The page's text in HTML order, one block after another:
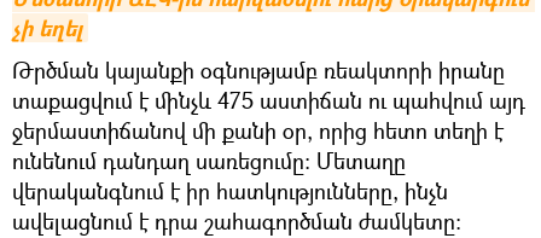
չի եղել
Թրծման կայանքի օգնությամբ ռեակտորի իրանը
տաքացվում է մինչև 475 աստիճան ու պահվում այդ
ջերմաստիճանով մի քանի օր, որից հետո տեղի է
ունենում դանդաղ սառեցումը։ Մետաղը
վերականգնում է իր հատկությունները, ինչն
ավելացնում է դրա շահագործման ժամկետը։